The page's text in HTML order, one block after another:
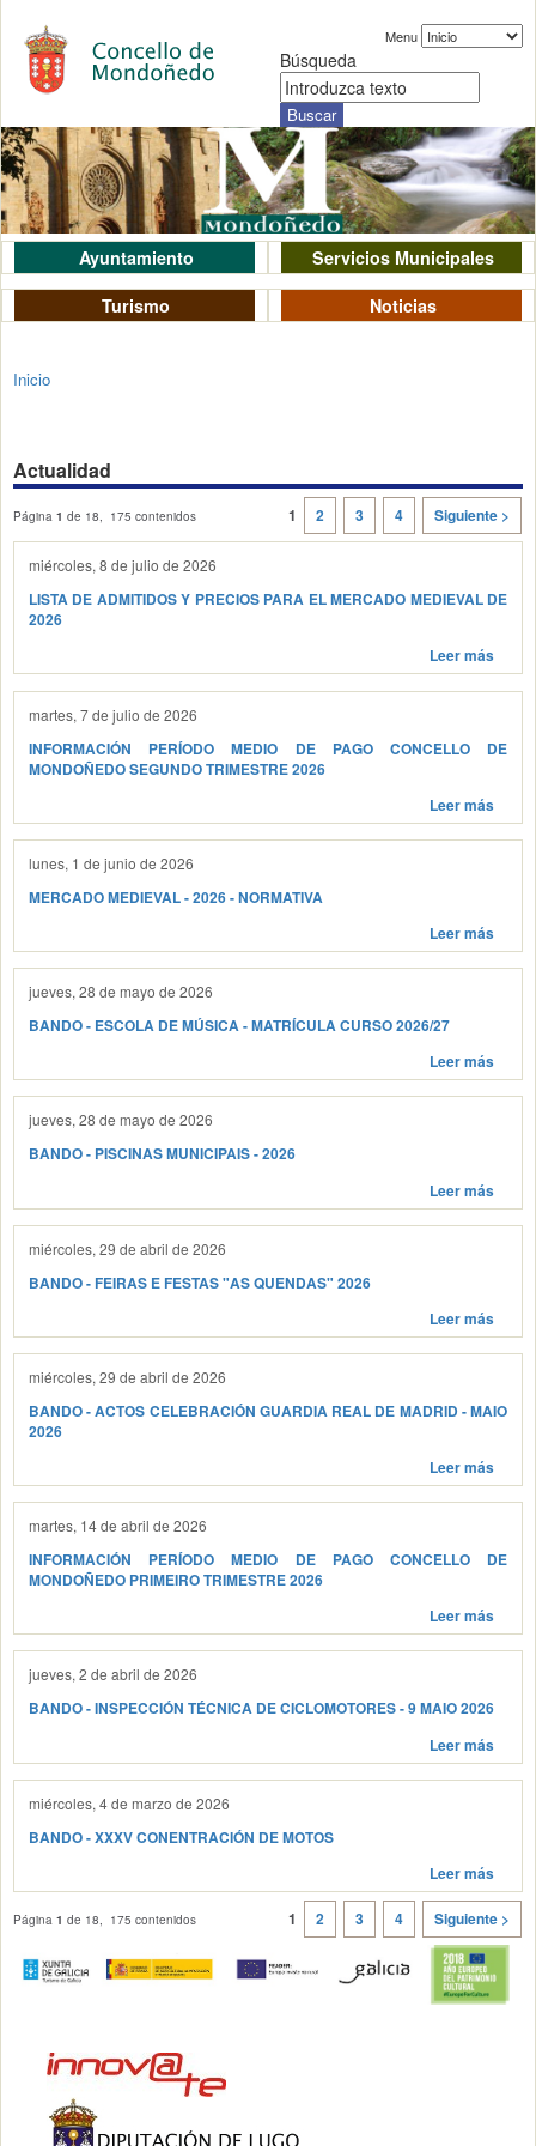
Menu
Búsqueda
Ayuntamiento
Servicios Municipales
Turismo
Noticias
Inicio
Actualidad
Página 1 de 18, 175 contenidos 1 2 3 4 Siguiente >
miércoles, 8 de julio de 2026
LISTA DE ADMITIDOS Y PRECIOS PARA EL MERCADO MEDIEVAL DE
2026
Leer más
martes, 7 de julio de 2026
INFORMACIÓN PERÍODO MEDIO DE PAGO CONCELLO DE
MONDOÑEDO SEGUNDO TRIMESTRE 2026
Leer más
lunes, 1 de junio de 2026
MERCADO MEDIEVAL - 2026 - NORMATIVA
Leer más
jueves, 28 de mayo de 2026
BANDO - ESCOLA DE MÚSICA - MATRÍCULA CURSO 2026/27
Leer más
jueves, 28 de mayo de 2026
BANDO - PISCINAS MUNICIPAIS - 2026
Leer más
miércoles, 29 de abril de 2026
BANDO - FEIRAS E FESTAS "AS QUENDAS" 2026
Leer más
miércoles, 29 de abril de 2026
BANDO - ACTOS CELEBRACIÓN GUARDIA REAL DE MADRID - MAIO
2026
Leer más
martes, 14 de abril de 2026
INFORMACIÓN PERÍODO MEDIO DE PAGO CONCELLO DE
MONDOÑEDO PRIMEIRO TRIMESTRE 2026
Leer más
jueves, 2 de abril de 2026
BANDO - INSPECCIÓN TÉCNICA DE CICLOMOTORES - 9 MAIO 2026
Leer más
miércoles, 4 de marzo de 2026
BANDO - XXXV CONENTRACIÓN DE MOTOS
Leer más
Página 1 de 18, 175 contenidos 1 2 3 4 Siguiente >